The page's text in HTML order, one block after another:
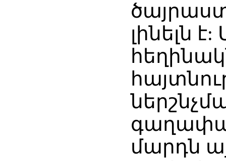
լինելն
մարդն